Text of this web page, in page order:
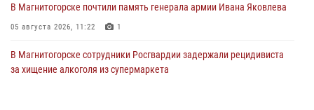
В Магнитогорске почтили память генерала армии Ивана Яковлева
05 августа 2026, 11:22 1
В Магнитогорске сотрудники Росгвардии задержали рецидивиста
за хищение алкоголя из супермаркета